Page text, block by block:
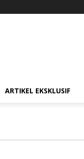
ARTIKEL EKSKLUSIF